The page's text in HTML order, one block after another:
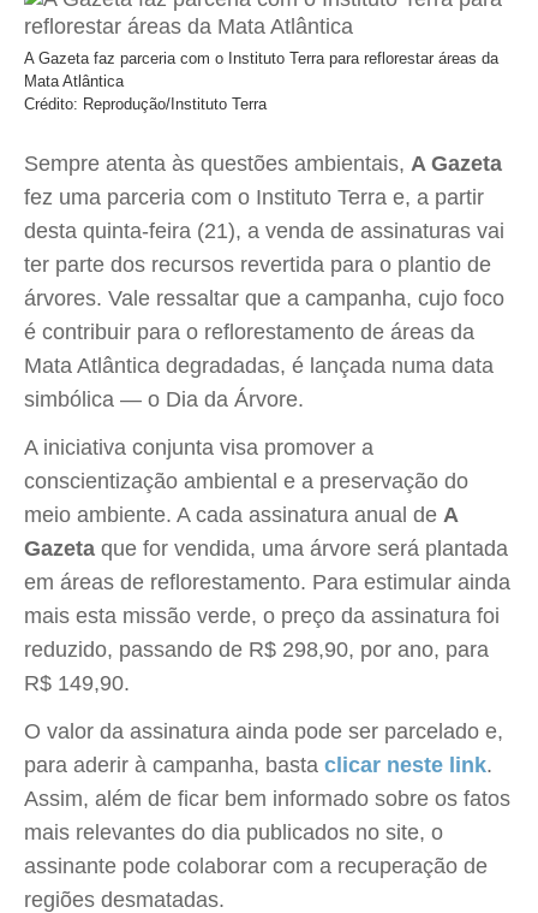
A Gazeta faz parceria com o Instituto Terra para reflorestar áreas da
Mata Atlântica
Crédito: Reprodução/Instituto Terra
Sempre atenta às questões ambientais, A Gazeta
fez uma parceria com o Instituto Terra e, a partir
desta quinta-feira (21), a venda de assinaturas vai
ter parte dos recursos revertida para o plantio de
árvores. Vale ressaltar que a campanha, cujo foco
é contribuir para o reflorestamento de áreas da
Mata Atlântica degradadas, é lançada numa data
simbólica — o Dia da Árvore.
A iniciativa conjunta visa promover a
conscientização ambiental e a preservação do
meio ambiente. A cada assinatura anual de A
Gazeta que for vendida, uma árvore será plantada
em áreas de reflorestamento. Para estimular ainda
mais esta missão verde, o preço da assinatura foi
reduzido, passando de R$ 298,90, por ano, para
R$ 149,90.
O valor da assinatura ainda pode ser parcelado e,
para aderir à campanha, basta clicar neste link.
Assim, além de ficar bem informado sobre os fatos
mais relevantes do dia publicados no site, o
assinante pode colaborar com a recuperação de
regiões desmatadas.